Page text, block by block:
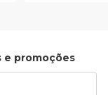
e promoções